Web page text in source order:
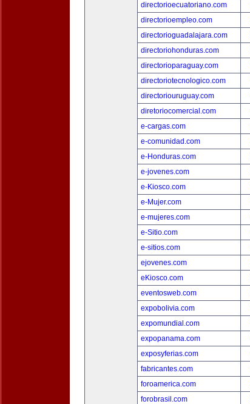
directorioecuatoriano.com
directorioempleo.com
directorioguadalajara.com
directoriohonduras.com
directorioparaguay.com
directoriotecnologico.com
directoriouruguay.com
diretoriocomercial.com
e-cargas.com
e-comunidad.com
e-Honduras.com
e-jovenes.com
e-Kiosco.com
e-Mujer.com
e-mujeres.com
e-Sitio.com
e-sitios.com
ejovenes.com
eKiosco.com
eventosweb.com
expobolivia.com
expomundial.com
expopanama.com
exposyferias.com
fabricantes.com
foroamerica.com
forobrasil.com